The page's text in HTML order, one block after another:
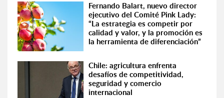
Fernando Balart, nuevo director
ejecutivo del Comité Pink Lady:
“La estrategia es competir por
calidad y valor, y la promoción es
la herramienta de diferenciación”
Chile: agricultura enfrenta
desafíos de competitividad,
seguridad y comercio
internacional